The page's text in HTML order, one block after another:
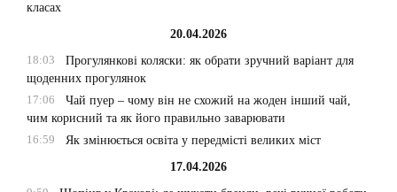
класах
20.04.2026
18:03
Прогулянкові коляски: як обрати зручний варіант для
щоденних прогулянок
17:06
Чай пуер – чому він не схожий на жоден інший чай,
чим корисний та як його правильно заварювати
16:59
Як змінюється освіта у передмісті великих міст
17.04.2026